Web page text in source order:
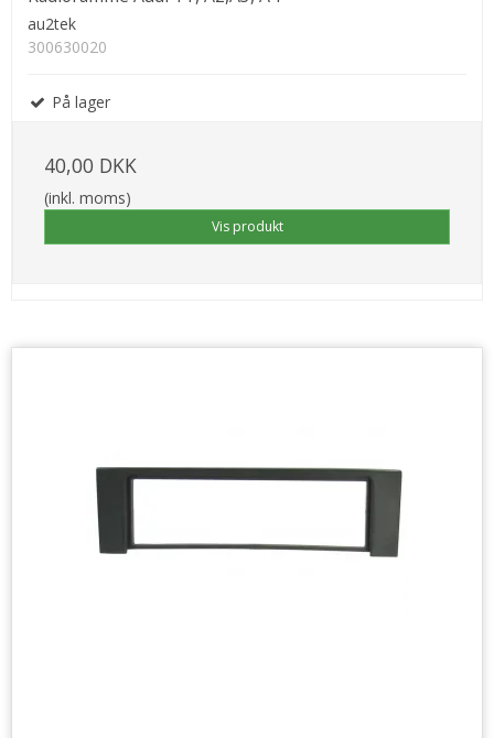
au2tek
300630020
På lager
40,00 DKK
(inkl. moms)
Vis produkt